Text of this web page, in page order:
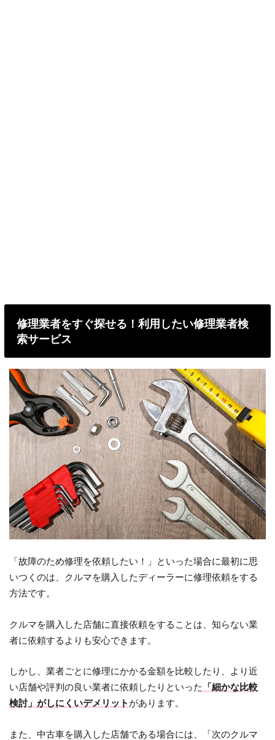
修理業者をすぐ探せる！利用したい修理業者検
索サービス
「故障のため修理を依頼したい！」といった場合に最初に思
いつくのは、クルマを購入したディーラーに修理依頼をする
方法です。
クルマを購入した店舗に直接依頼をすることは、知らない業
者に依頼するよりも安心できます。
しかし、業者ごとに修理にかかる金額を比較したり、より近
い店舗や評判の良い業者に依頼したりといった
「細かな比較
検討」がしにくいデメリット があります。
また、中古車を購入した店舗である場合には、「次のクルマ